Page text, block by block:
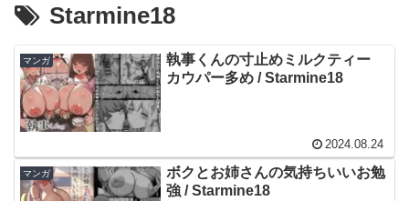
Starmine18
マンガ
執事くんの寸止めミルクティー
カウパー多め / Starmine18
2024.08.24
マンガ
ボクとお姉さんの気持ちいいお勉
強 / Starmine18